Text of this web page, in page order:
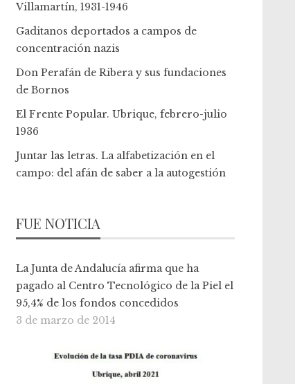
Villamartín, 1931-1946
Gaditanos deportados a campos de
concentración nazis
Don Perafán de Ribera y sus fundaciones
de Bornos
El Frente Popular. Ubrique, febrero-julio
1936
Juntar las letras. La alfabetización en el
campo: del afán de saber a la autogestión
FUE NOTICIA
La Junta de Andalucía afirma que ha
pagado al Centro Tecnológico de la Piel el
95,4% de los fondos concedidos
3 de marzo de 2014